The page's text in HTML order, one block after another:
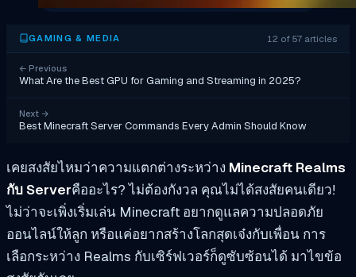
GAMING & MEDIA 12 of 57 articles
← Previous
What Are the Best GPU for Gaming and Streaming in 2025?
Next →
Best Minecraft Server Commands Every Admin Should Know
เคยสงสัยไหมว่าความแตกต่างระหว่าง Minecraft Realms
กับ Serverคืออะไร? ไม่ต้องกังวล คุณไม่ได้สงสัยคนเดียว!
ไม่ว่าจะเพิ่งเริ่มเล่น Minecraft อยากดูแลความปลอดภัย
ออนไลน์ให้ลูก หรือแค่อยากสร้างโลกสุดเจ๋งกับเพื่อน การ
เลือกระหว่าง Realms กับเซิร์ฟเวอร์ก็ดูซับซ้อนได้ มาไขข้อ